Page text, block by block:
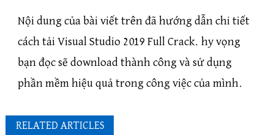
Nội dung của bài viết trên đã hướng dẫn chi tiết
cách tải Visual Studio 2019 Full Crack. hy vọng
bạn đọc sẽ download thành công và sử dụng
phần mềm hiệu quả trong công việc của mình.
RELATED ARTICLES